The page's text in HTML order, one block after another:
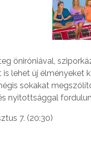
öniróniával,
lehet új élményeket
sokakat
nyitottsággal
7. (20:30)